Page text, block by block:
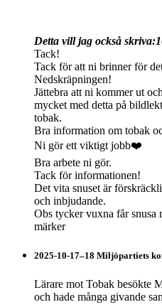
Detta vill jag också skriva:
Tack!
Tack för att ni brinner för
Nedskräpningen!
Jättebra att ni kommer ut
mycket med detta på
tobak.
Bra information om tobak
Ni gör ett viktigt jobb❤️
Bra arbete ni gör.
Tack för informationen!
Det vita snuset är
och inbjudande.
Obs tycker vuxna får snusa
märker
2025-10-17–18 Miljöpartiets
Lärare mot Tobak besökte
och hade många givande